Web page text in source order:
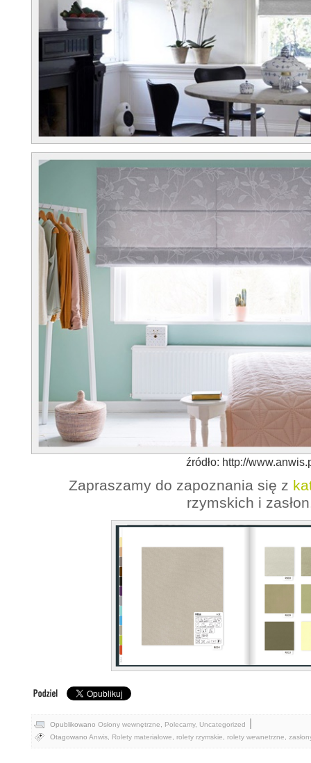
źródło: http://
Zapraszamy do zapoznania się z
rzymskich i
Opublikowano Osłony wewnętrzne Polecamy, Uncategorized |
Otagowano Anwis, Rolety materiałowe rolety rzymskie rolety wewnetrzne